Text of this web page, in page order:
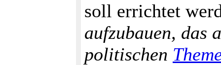
soll errichtet
aufzubauen, das
politischen